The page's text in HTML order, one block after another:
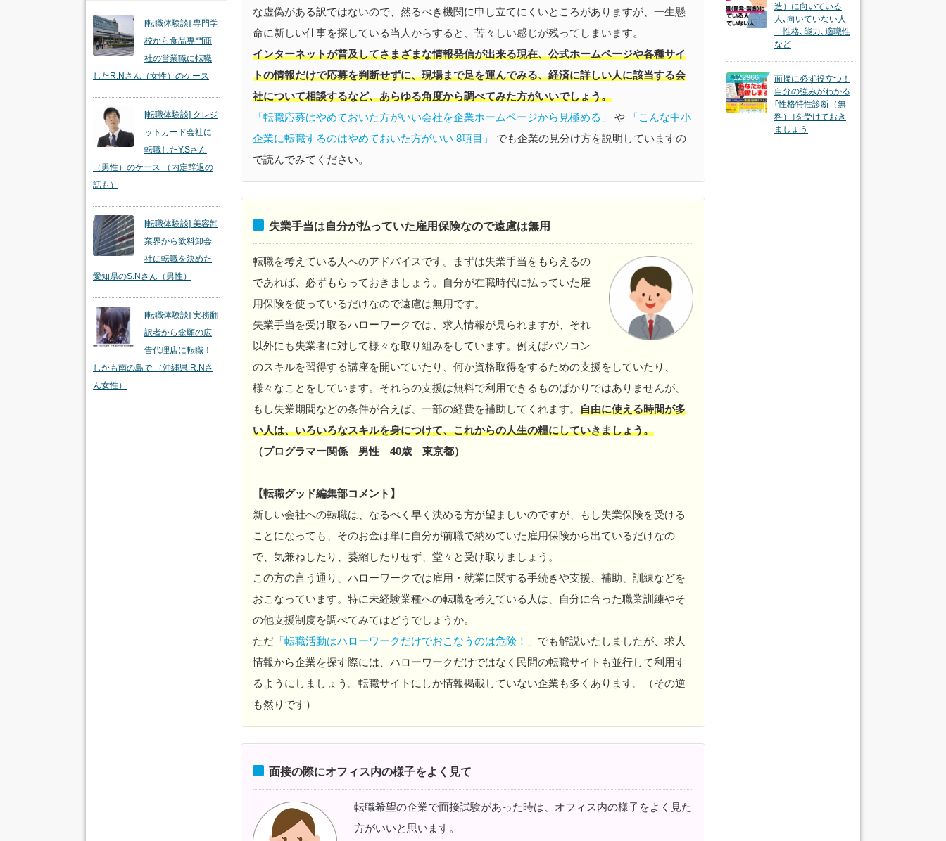
な虚偽がある訳ではないので、然るべき機関に申し立てにくいところがありますが、一生懸
命に新しい仕事を探している当人からすると、苦々しい感じが残ってしまいます。
インターネットが普及してさまざまな情報発信が出来る現在、公式ホームページや各種サイ
トの情報だけで応募を判断せずに、現場まで足を運んでみる、経済に詳しい人に該当する会
社について相談するなど、あらゆる角度から調べてみた方がいいでしょう。
「転職応募はやめておいた方がいい会社を企業ホームページから見極める」
や
「こんな中小
企業に転職するのはやめておいた方がいい 8項目」
でも企業の見分け方を説明していますの
で読んでみてください。
失業手当は自分が払っていた雇用保険なので遠慮は無用
転職を考えている人へのアドバイスです。まずは失業手当をもらえるの
であれば、必ずもらっておきましょう。自分が在職時代に払っていた雇
用保険を使っているだけなので遠慮は無用です。
失業手当を受け取るハローワークでは、求人情報が見られますが、それ
以外にも失業者に対して様々な取り組みをしています。例えばパソコン
のスキルを習得する講座を開いていたり、何か資格取得をするための支援をしていたり、
様々なことをしています。それらの支援は無料で利用できるものばかりではありませんが、
もし失業期間などの条件が合えば、一部の経費を補助してくれます。 自由に使える時間が多
い人は、いろいろなスキルを身につけて、これからの人生の糧にしていきましょう。
（プログラマー関係 男性 40歳 東京都）
【転職グッド編集部コメント】
新しい会社への転職は、なるべく早く決める方が望ましいのですが、もし失業保険を受ける
ことになっても、そのお金は単に自分が前職で納めていた雇用保険から出ているだけなの
で、気兼ねしたり、萎縮したりせず、堂々と受け取りましょう。
この方の言う通り、ハローワークでは雇用・就業に関する手続きや支援、補助、訓練などを
おこなっています。特に未経験業種への転職を考えている人は、自分に合った職業訓練やそ
の他支援制度を調べてみてはどうでしょうか。
ただ 「転職活動はハローワークだけでおこなうのは危険！」 でも解説いたしましたが、求人
情報から企業を探す際には、ハローワークだけではなく民間の転職サイトも並行して利用す
るようにしましょう。転職サイトにしか情報掲載していない企業も多くあります。（その逆
も然りです）
面接の際にオフィス内の様子をよく見て
転職希望の企業で面接試験があった時は、オフィス内の様子をよく見た
方がいいと思います。
[転職体験談] 専門学
校から食品専門商
社の営業職に転職
したR.Nさん（女性）のケース
[転職体験談] クレジ
ットカード会社に
転職したY.Sさん
（男性）のケース （内定辞退の
話も）
[転職体験談] 美容卸
業界から飲料卸会
社に転職を決めた
愛知県のS.Nさん（男性）
[転職体験談] 実務翻
訳者から念願の広
告代理店に転職！
しかも南の島で （沖縄県 R.Nさ
ん女性）
造）に向いている
人､向いていない人
－性格､能力､適職性
など
122966
面接に必ず役立つ！
自分の強みがわかる
｢性格特性診断（無
料）｣を受けておき
ましょう